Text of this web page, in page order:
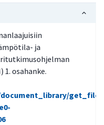
ja
1. osahanke.
get_file?